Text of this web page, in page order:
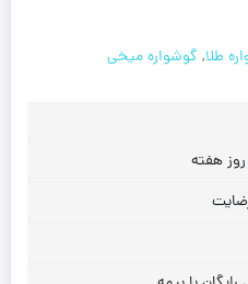
طلا, گوشواره میخی